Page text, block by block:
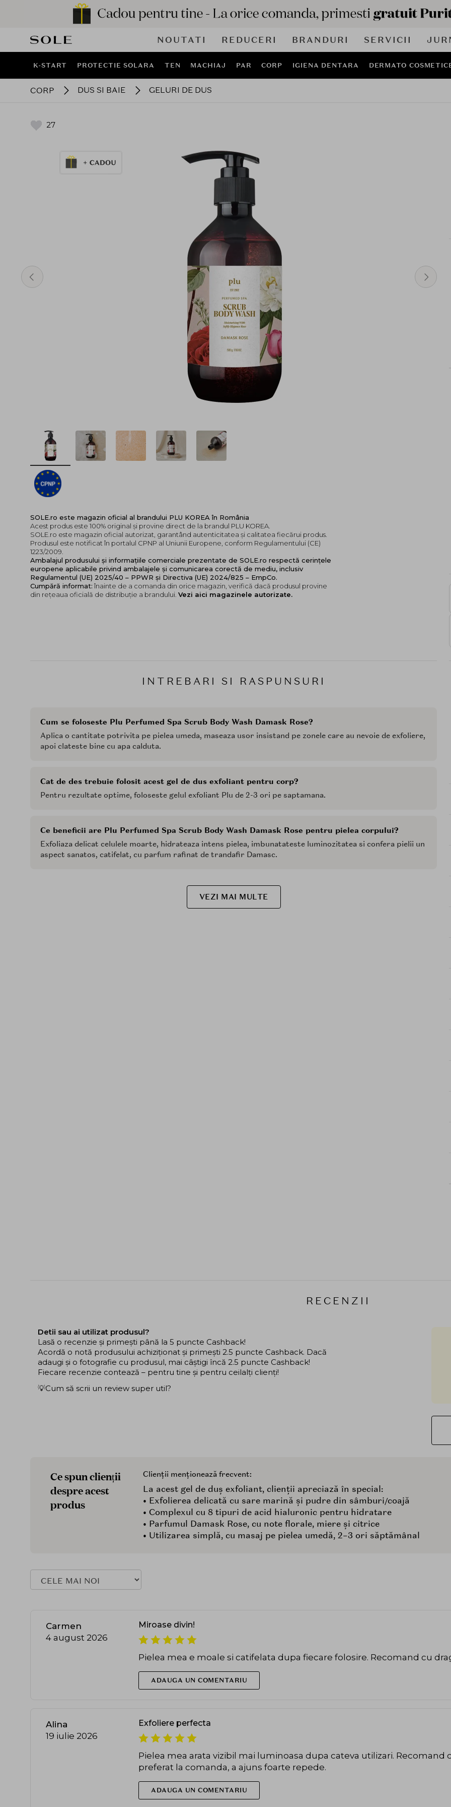
NOUTATI REDUCERI BRANDURI SERVICII
K-START PROTECTIE SOLARA TEN MACHIAJ PAR CORP IGIENA DENTARA DERMATO
CORP DUS SI BAIE GELURI DE DUS
27
SOLE.ro este magazin oficial al brandului PLU KOREA în România
Acest produs este 100% original și provine direct de la brandul PLU KOREA.
SOLE.ro este magazin oficial autorizat, garantând autenticitatea și calitatea fiecărui produs.
Produsul este notificat în portalul CPNP al Uniunii Europene, conform Regulamentului (CE)
1223/2009.
Ambalajul produsului și informațiile comerciale prezentate de SOLE.ro respectă cerințele
europene aplicabile privind ambalajele și comunicarea corectă de mediu, inclusiv
Regulamentul (UE) 2025/40 – PPWR și Directiva (UE) 2024/825 – EmpCo.
Cumpără informat: înainte de a comanda din orice magazin, verifică dacă produsul provine
din rețeaua oficială de distribuție a brandului. Vezi aici magazinele autorizate.
INTREBARI SI RASPUNSURI
Cum se foloseste Plu Perfumed Spa Scrub Body Wash Damask Rose?
Aplica o cantitate potrivita pe pielea umeda, maseaza usor insistand pe zonele care au nevoie de exfoliere,
apoi clateste bine cu apa calduta.
Cat de des trebuie folosit acest gel de dus exfoliant pentru corp?
Pentru rezultate optime, foloseste gelul exfoliant Plu de 2-3 ori pe saptamana.
Ce beneficii are Plu Perfumed Spa Scrub Body Wash Damask Rose pentru pielea corpului?
Exfoliaza delicat celulele moarte, hidrateaza intens pielea, imbunatateste luminozitatea si confera pielii un
aspect sanatos, catifelat, cu parfum rafinat de trandafir Damasc.
VEZI MAI MULTE
RECENZII
Detii sau ai utilizat produsul?
Lasă o recenzie și primești până la 5 puncte Cashback!
Acordă o notă produsului achiziționat și primești 2.5 puncte Cashback. Dacă
adaugi și o fotografie cu produsul, mai câștigi încă 2.5 puncte Cashback!
Fiecare recenzie contează – pentru tine și pentru ceilalți clienți!
💡Cum să scrii un review super util?
Ce spun clienții
despre acest
produs
Clienții menționează frecvent:
La acest gel de duș exfoliant, clienții apreciază în special:
• Exfolierea delicată cu sare marină și pudre din sâmburi/coajă
• Complexul cu 8 tipuri de acid hialuronic pentru hidratare
• Parfumul Damask Rose, cu note florale, miere și citrice
• Utilizarea simplă, cu masaj pe pielea umedă, 2–3 ori săptămânal
Carmen
4 august 2026
Miroase divin!
Pielea mea e moale si catifelata dupa fiecare folosire. Recomand cu
ADAUGA UN COMENTARIU
Alina
19 iulie 2026
Exfoliere perfecta
Pielea mea arata vizibil mai luminoasa dupa cateva utilizari. Recomand
preferat la comanda, a ajuns foarte repede.
ADAUGA UN COMENTARIU